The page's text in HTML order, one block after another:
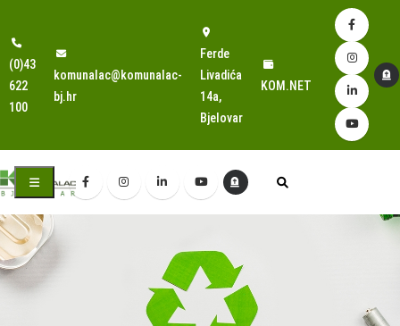
(0)43
622
100
komunalac@komunalac-
bj.hr
Ferde
Livadića
14a,
Bjelovar
KOM.NET